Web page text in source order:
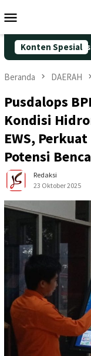
ke
Mobile
Konten Spesial
Aksi Nyata
Beranda DAERAH
Pusdalops
Kondisi
EWS,
Potensi
Redaksi
23 Oktober 2025